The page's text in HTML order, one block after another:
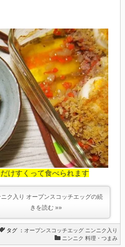
けすくって食べられます
ニク入り オープンスコッチエッグの続
きを読む »»
タグ ： オープンスコッチエッグ ニンニク入り
ニンニク 料理・つまみ